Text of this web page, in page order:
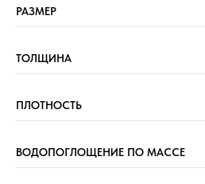
РАЗМЕР
ТОЛЩИНА
ПЛОТНОСТЬ
ВОДОПОГЛОЩЕНИЕ ПО МАССЕ